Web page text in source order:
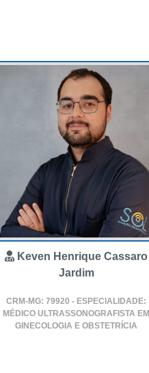
Keven Henrique Cassaro
Jardim
CRM-MG: 79920 - ESPECIALIDADE:
MÉDICO ULTRASSONOGRAFISTA EM
GINECOLOGIA E OBSTETRÍCIA